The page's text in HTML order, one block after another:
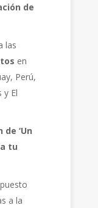
de
las
en
Perú,
y El
‘Un
tu
a la